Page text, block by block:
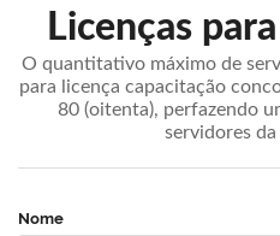
Licenças
O quantitativo máximo de
para licença capacitação
80 (oitenta), perfazendo
servidores
Nome